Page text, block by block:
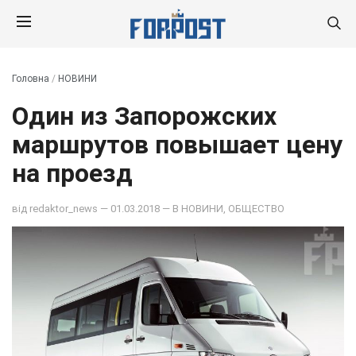
Головна / НОВИНИ
Один из Запорожских
маршрутов повышает цену
на проезд
від redaktor_news — 01.03.2018 — В НОВИНИ ОБЩЕСТВО